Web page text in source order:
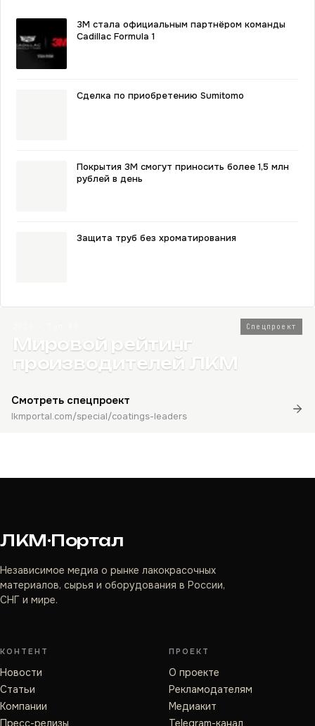
3M стала официальным партнёром команды
Cadillac Formula 1
Сделка по приобретению Sumitomo
Покрытия ЗМ смогут приносить более 1,5 млн
рублей в день
Защита труб без хроматирования
Спецпроект
Мировой рейтинг
производителей ЛКМ
Смотреть спецпроект
lkmportal.com/special/coatings-leaders
ЛКМ·Портал
Независимое медиа о рынке лакокрасочных
материалов, сырья и оборудования в России,
СНГ и мире.
КОНТЕНТ
Новости
Статьи
Компании
Пресс-релизы
ПРОЕКТ
О проекте
Рекламодателям
Медиакит
Telegram-канал